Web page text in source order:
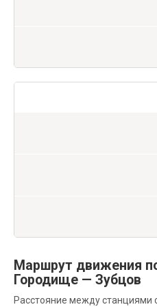
Маршрут движения
Городище — Зубцов
Расстояние между станциями